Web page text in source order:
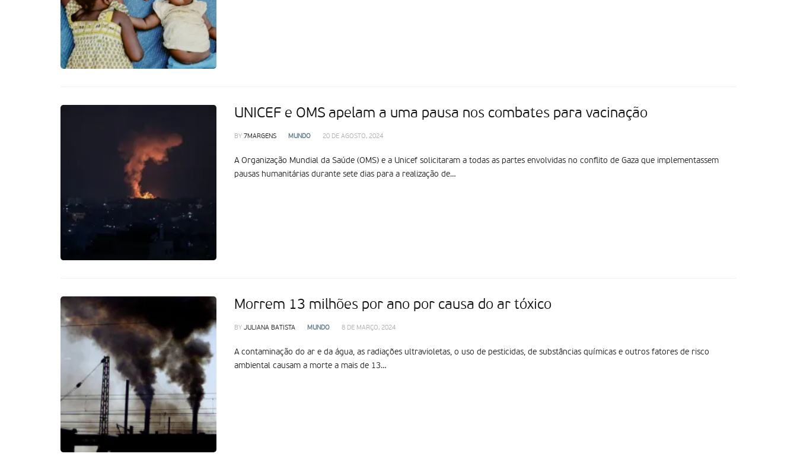
UNICEF e OMS apelam a uma pausa nos combates para vacinação
BY 7MARGENS MUNDO 20 DE AGOSTO, 2024
A Organização Mundial da Saúde (OMS) e a Unicef solicitaram a todas as partes envolvidas no conflito de Gaza que implementassem
pausas humanitárias durante sete dias para a realização de…
Morrem 13 milhões por ano por causa do ar tóxico
BY JULIANA BATISTA MUNDO 8 DE MARÇO, 2024
A contaminação do ar e da água, as radiações ultravioletas, o uso de pesticidas, de substâncias químicas e outros fatores de risco
ambiental causam a morte a mais de 13…